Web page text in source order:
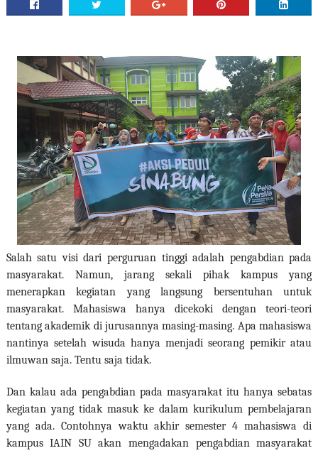
Salah satu visi dari perguruan tinggi adalah pengabdian pada
masyarakat. Namun, jarang sekali pihak kampus yang
menerapkan kegiatan yang langsung bersentuhan untuk
masyarakat. Mahasiswa hanya dicekoki dengan teori-teori
tentang akademik di jurusannya masing-masing. Apa mahasiswa
nantinya setelah wisuda hanya menjadi seorang pemikir atau
ilmuwan saja. Tentu saja tidak.
Dan kalau ada pengabdian pada masyarakat itu hanya sebatas
kegiatan yang tidak masuk ke dalam kurikulum pembelajaran
yang ada. Contohnya waktu akhir semester 4 mahasiswa di
kampus IAIN SU akan mengadakan pengabdian masyarakat